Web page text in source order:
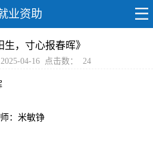
业资助
生，寸心报春晖》
04-16 点击数： 24
：米敏铮